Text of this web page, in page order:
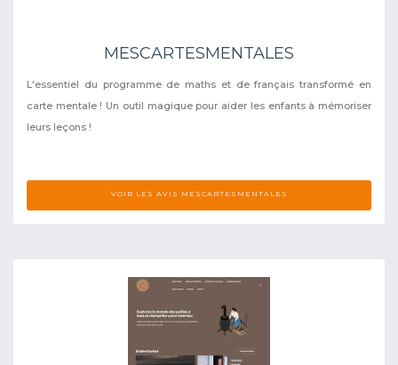
MESCARTESMENTALES
L'essentiel du programme de maths et de français transformé en
carte mentale ! Un outil magique pour aider les enfants à mémoriser
leurs leçons !
VOIR LES AVIS MESCARTESMENTALES